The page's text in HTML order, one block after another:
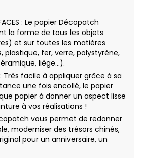
: Le papier Décopatch
la forme de tous les objets
et sur toutes les matières
plastique, fer, verre, polystyrène,
liège…).
: Très facile à appliquer grâce à sa
une fois encollé, le papier
papier à donner un aspect lisse
à vos réalisations !
vous permet de redonner
moderniser des trésors chinés,
pour un anniversaire, un